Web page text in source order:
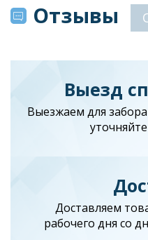
Отзывы
Выезд
Выезжаем для
Доставляем
рабочего дня со